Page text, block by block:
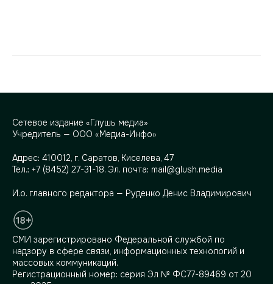
Сетевое издание «Глушь медиа»
Учредитель — ООО «Медиа-Инфо»
Адрес: 410012, г. Саратов, Киселева, 47
Тел.: +7 (8452) 27-31-18. Эл. почта: mail@glush.media
И.о. главного редактора — Руденко Денис Владимирович
СМИ зарегистрировано Федеральной службой по
надзору в сфере связи, информационных технологий и
массовых коммуникаций.
Регистрационный номер: серия Эл № ФС77-89469 от 20